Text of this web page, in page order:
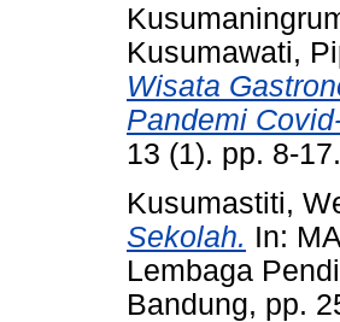
Kusumawati,
Wisata
Pandemi
13 (1). pp. 8-
Kusumastiti,
Sekolah. In:
Lembaga
Bandung, pp.